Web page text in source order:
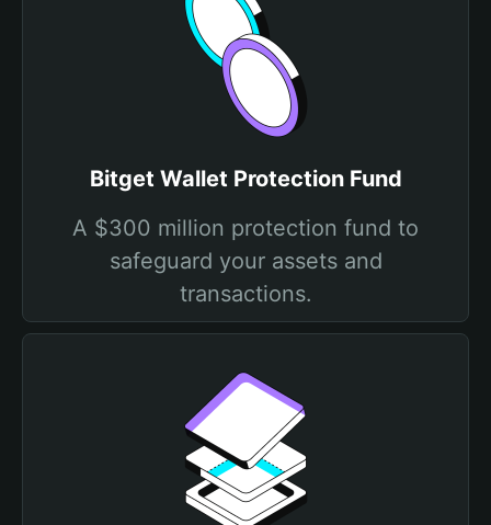
Bitget Wallet Protection Fund
A $300 million protection fund to
safeguard your assets and
transactions.